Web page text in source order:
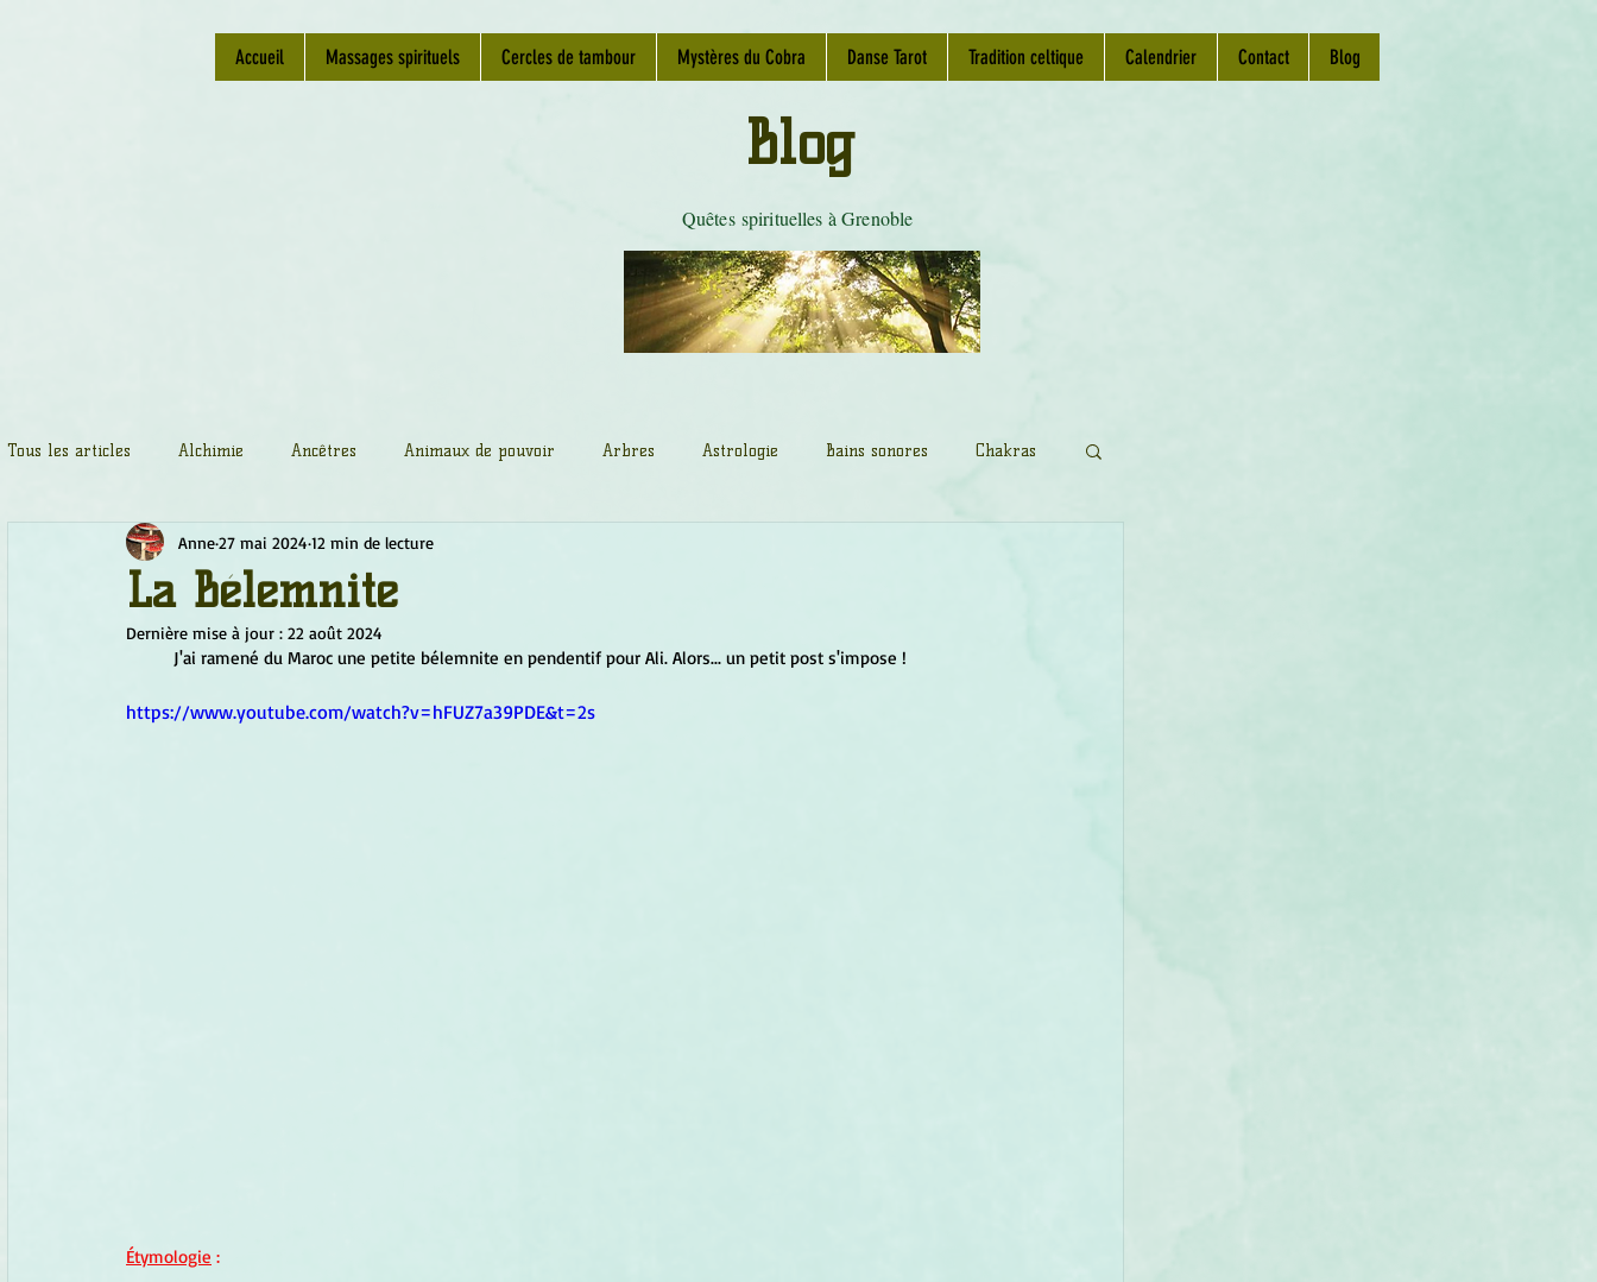
Accueil Massages spirituels Cercles de tambour Mystères du Cobra Danse Tarot Tradition celtique Calendrier Contact Blog
Quêtes spirituelles à Grenoble
Blog
Tous les articles Alchimie Ancêtres Animaux de pouvoir Arbres Astrologie Bains sonores Chakras
Chamanisme Champignons Conscience
Fleurs de Bach Géométrie sacrée
La Bélemnite
Anne27 mai 2024 12 min de lecture
Dernière mise à jour : 22 août 2024
	J'ai ramené du Maroc une petite bélemnite en pendentif pour Ali. Alors... un petit post s'impose !
https://www.youtube.com/watch?v=hFUZ7a39PDE&t=2s
Étymologie :